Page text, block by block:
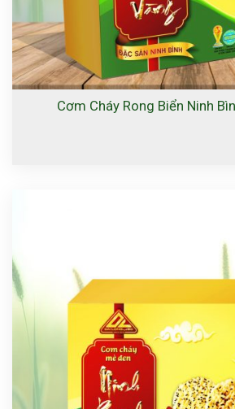
Cơm Cháy Rong Biển Ninh